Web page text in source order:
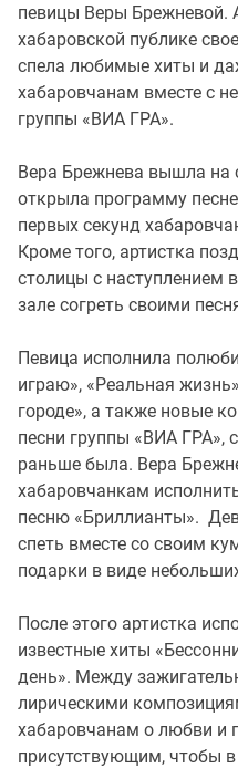
певицы Веры Брежневой.
хабаровской публике
спела любимые хиты и
хабаровчанам вместе с
группы «ВИА ГРА».
Вера Брежнева вышла на
открыла программу
первых секунд
Кроме того, артистка
столицы с наступлением
зале согреть своими
Певица исполнила
играю», «Реальная
городе», а также новые
песни группы «ВИА ГРА»,
раньше была. Вера
хабаровчанкам
песню «Бриллианты».
спеть вместе со своим
подарки в виде
После этого артистка
известные хиты
день». Между
лирическими
хабаровчанам о любви и
присутствующим, чтобы